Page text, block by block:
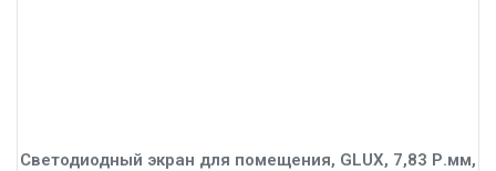
Светодиодный экран для помещения, GLUX, 7,83 Р.мм,